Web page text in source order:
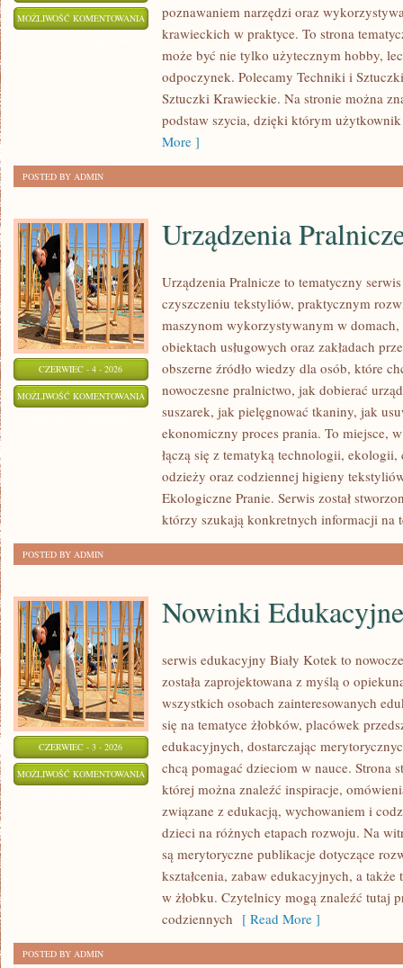
MOŻLIWOŚĆ KOMENTOWANIA
SZYCIE
ZERO
WASTE
poznawaniem narzędzi oraz
krawieckich w praktyce. To strona
może być nie tylko użytecznym hobby,
odpoczynek. Polecamy Techniki i
Sztuczki Krawieckie. Na stronie można
podstaw szycia, dzięki którym
More ]
POSTED BY ADMIN
CZERWIEC - 4 - 2026
MOŻLIWOŚĆ KOMENTOWANIA URZĄDZENIA
PRALNICZE
Urządzenia
Urządzenia Pralnicze to tematyczny
czyszczeniu tekstyliów, praktycznym
maszynom wykorzystywanym w
obiektach usługowych oraz zakładach
obszerne źródło wiedzy dla osób, które
nowoczesne pralnictwo, jak dobierać
suszarek, jak pielęgnować tkaniny, jak
ekonomiczny proces prania. To miejsce,
łączą się z tematyką technologii,
odzieży oraz codziennej higieny
Ekologiczne Pranie. Serwis został
którzy szukają konkretnych informacji na
POSTED BY ADMIN
CZERWIEC - 3 - 2026
MOŻLIWOŚĆ KOMENTOWANIA NOWINKI
EDUKACYJNE
Nowinki Edukacyjne
serwis edukacyjny Biały Kotek to
została zaprojektowana z myślą o
wszystkich osobach zainteresowanych
się na tematyce żłobków, placówek
edukacyjnych, dostarczając
chcą pomagać dzieciom w nauce. Strona
której można znaleźć inspiracje,
związane z edukacją, wychowaniem i
dzieci na różnych etapach rozwoju. Na
są merytoryczne publikacje dotyczące
kształcenia, zabaw edukacyjnych, a
w żłobku. Czytelnicy mogą znaleźć tutaj
codziennych [ Read More ]
POSTED BY ADMIN